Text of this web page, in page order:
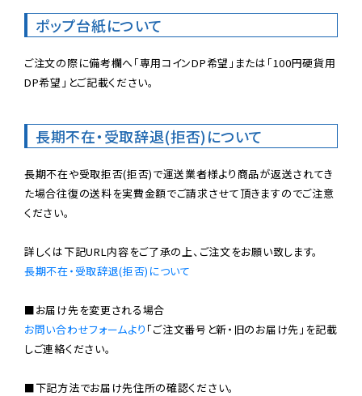
ポップ台紙について
ご注文の際に備考欄へ「専用コインDP希望」または「100円硬貨用
DP希望」とご記載ください。
長期不在・受取辞退(拒否)について
長期不在や受取拒否(拒否)で運送業者様より商品が返送されてき
た場合往復の送料を実費金額でご請求させて頂きますのでご注意
ください。
長期不在・受取辞退(拒否)について
お問い合わせフォームより 「ご注文番号と新・旧のお届け先」を記載
しご連絡ください。
■下記方法でお届け先住所の確認ください。